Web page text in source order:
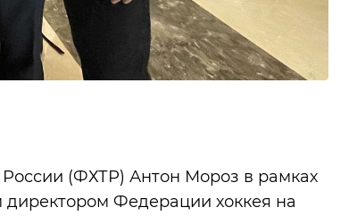
России (ФХТР) Антон Мороз в рамках
Федерации хоккея на